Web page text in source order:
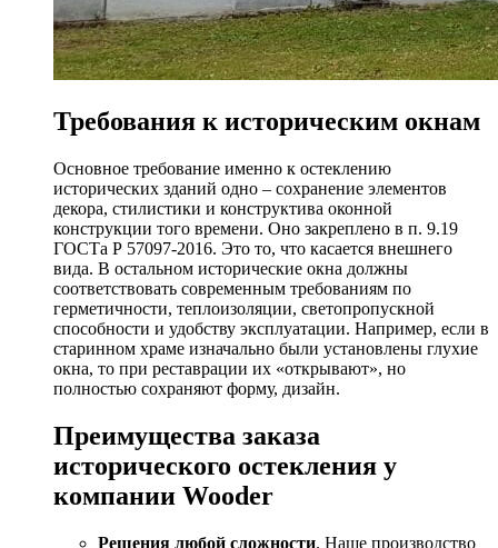
Требования к историческим окнам
Основное требование именно к остеклению
исторических зданий одно – сохранение элементов
декора, стилистики и конструктива оконной
конструкции того времени. Оно закреплено в п. 9.19
ГОСТа Р 57097-2016. Это то, что касается внешнего
вида. В остальном исторические окна должны
соответствовать современным требованиям по
герметичности, теплоизоляции, светопропускной
способности и удобству эксплуатации. Например, если в
старинном храме изначально были установлены глухие
окна, то при реставрации их «открывают», но
полностью сохраняют форму, дизайн.
Преимущества заказа
исторического остекления у
компании Wooder
Решения любой сложности. Наше производство